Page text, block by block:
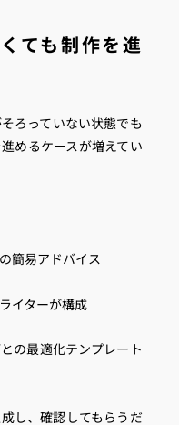
ても制作を進
ろっていない状態でも
めるケースが増えてい
簡易アドバイス
イターが構成
の最適化テンプレート
し、確認してもらうだ